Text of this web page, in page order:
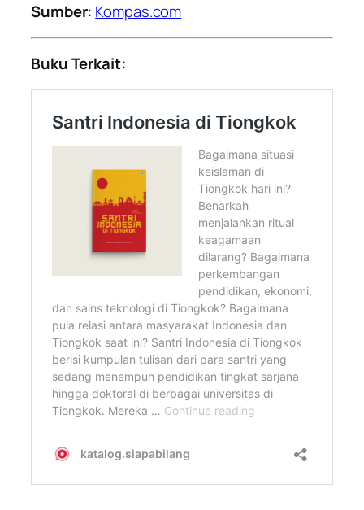
Sumber: Kompas.com
Buku Terkait: